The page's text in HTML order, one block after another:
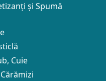
și Spumă
Cuie